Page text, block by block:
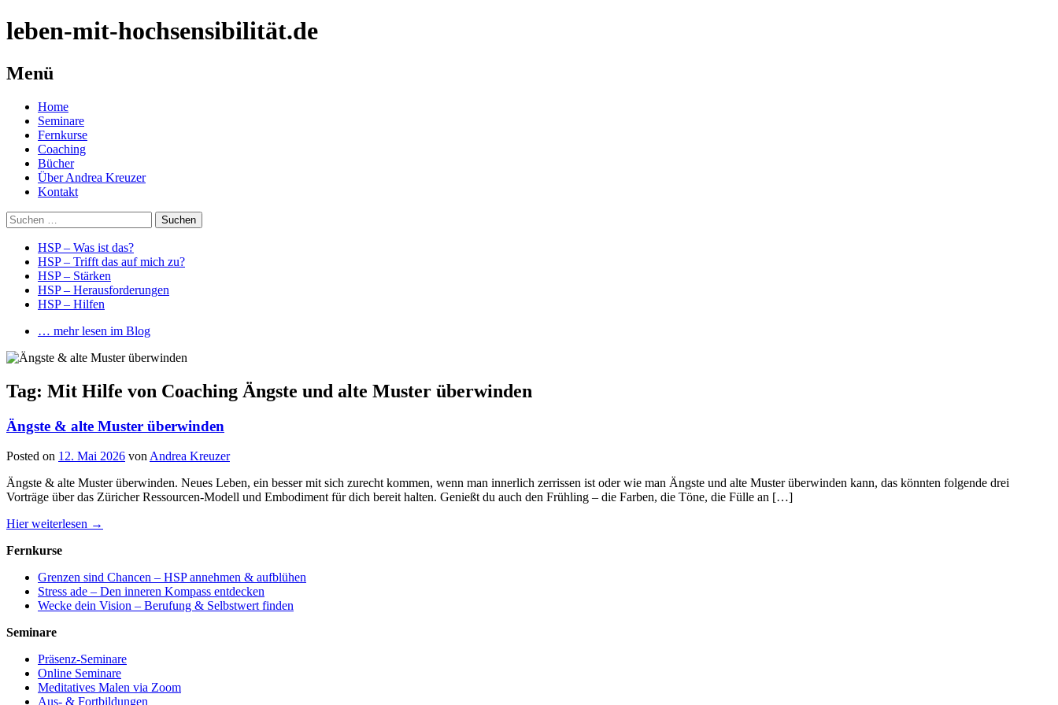
leben-mit-hochsensibilität.de
Menü
Springe
zum
Inhalt
Home
Seminare
Fernkurse
Coaching
Bücher
Über Andrea Kreuzer
Kontakt
Suchen
nach:
HSP – Was ist das?
HSP – Trifft das auf mich zu?
HSP – Stärken
HSP – Herausforderungen
HSP – Hilfen
… mehr lesen im Blog
Tag: Mit Hilfe von Coaching Ängste und alte Muster überwinden
Ängste & alte Muster überwinden
Posted on 12. Mai 2026 von Andrea Kreuzer
Ängste & alte Muster überwinden. Neues Leben, ein besser mit sich zurecht kommen, wenn man innerlich zerrissen ist oder wie man Ängste und alte Muster überwinden kann, das könnten folgende drei
Vorträge über das Züricher Ressourcen-Modell und Embodiment für dich bereit halten. Genießt du auch den Frühling – die Farben, die Töne, die Fülle an […]
Hier weiterlesen →
Fernkurse
Grenzen sind Chancen – HSP annehmen & aufblühen
Stress ade – Den inneren Kompass entdecken
Wecke dein Vision – Berufung & Selbstwert finden
Seminare
Präsenz-Seminare
Online Seminare
Meditatives Malen via Zoom
Aus- & Fortbildungen